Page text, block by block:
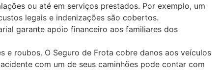
ou até em serviços prestados. Por exemplo, um
legais e indenizações são cobertos.
garante apoio financeiro aos familiares dos
e roubos. O Seguro de Frota cobre danos aos veículos
com um de seus caminhões pode contar com